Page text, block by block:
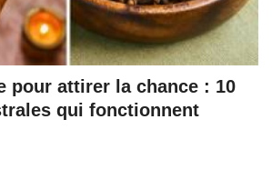
pour attirer la chance : 10
qui fonctionnent